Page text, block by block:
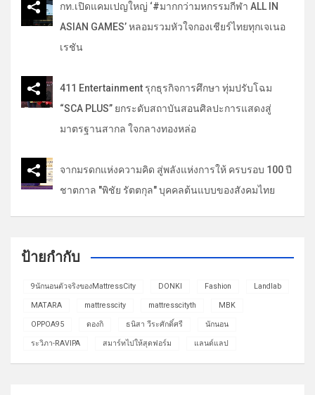
กท.เปิดแคมเปญใหญ่ ‘#มากกว่ามหกรรมกีฬา ALL IN
ASIAN GAMES’ หลอมรวมหัวใจกองเชียร์ไทยทุกเจเนอ
เรชัน
411 Entertainment รุกธุรกิจการศึกษา ทุ่มปรับโฉม
“SCA PLUS” ยกระดับสถาบันสอนศิลปะการแสดงสู่
มาตรฐานสากล ใจกลางทองหล่อ
จากมรดกแห่งความคิด สู่พลังแห่งการให้ ครบรอบ 100 ปี
ชาตกาล "พิชัย รัตตกุล" บุคคลต้นแบบของสังคมไทย
ป้ายกำกับ
9นักนอนตัวจริงของMattressCity DONKI Fashion Landlab
MATARA mattresscity mattresscityth MBK
OPPOA95 ดองกิ ธนิสา วีระศักดิ์ศรี นักนอน
ระวิภา-RAVIPA สมาร์ทไปให้สุดฟอร์ม แลนด์แลป